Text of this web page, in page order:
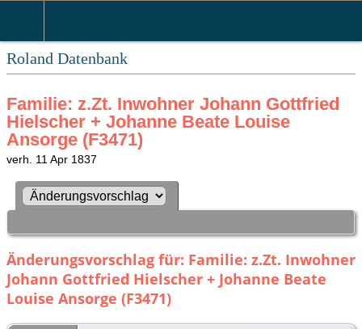
Roland Datenbank
Familie: z.Zt. Inwohner Johann Gottfried
Hielscher + Johanne Beate Louise
Ansorge (F3471)
verh. 11 Apr 1837
Änderungsvorschlag für: Familie: z.Zt. Inwohner
Johann Gottfried Hielscher + Johanne Beate
Louise Ansorge (F3471)